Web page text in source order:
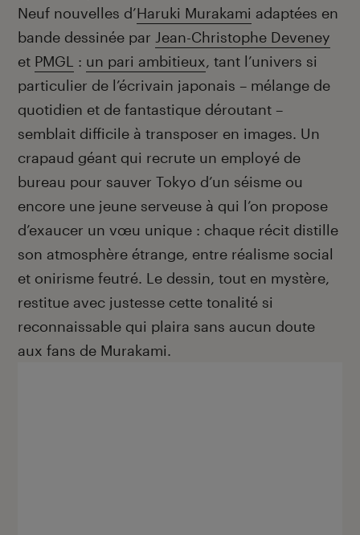
Neuf nouvelles d’Haruki Murakami adaptées en
bande dessinée par Jean-Christophe Deveney
et PMGL : un pari ambitieux, tant l’univers si
particulier de l’écrivain japonais – mélange de
quotidien et de fantastique déroutant –
semblait difficile à transposer en images. Un
crapaud géant qui recrute un employé de
bureau pour sauver Tokyo d’un séisme ou
encore une jeune serveuse à qui l’on propose
d’exaucer un vœu unique : chaque récit distille
son atmosphère étrange, entre réalisme social
et onirisme feutré. Le dessin, tout en mystère,
restitue avec justesse cette tonalité si
reconnaissable qui plaira sans aucun doute
aux fans de Murakami.